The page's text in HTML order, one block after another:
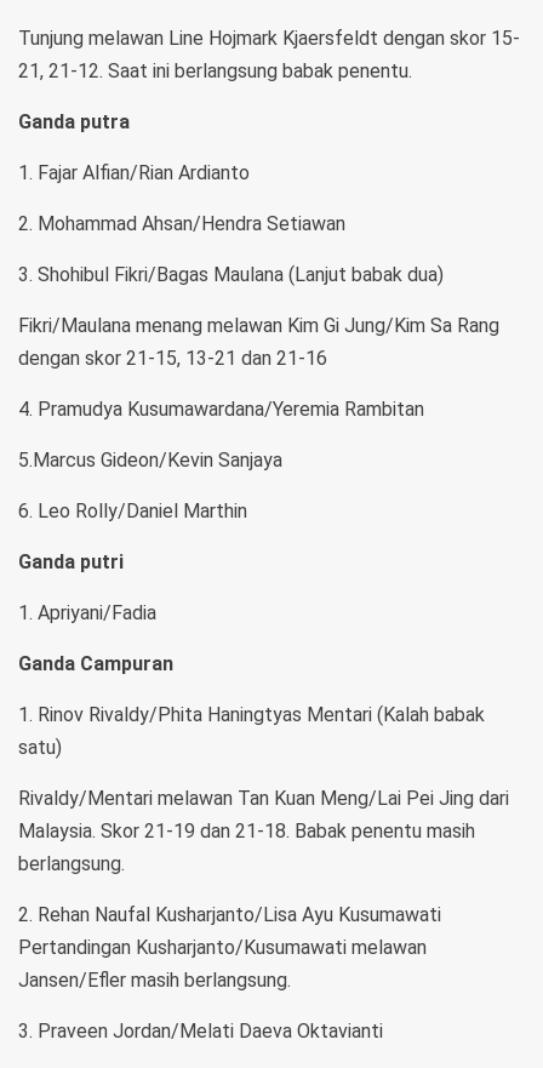
Tunjung melawan Line Hojmark Kjaersfeldt dengan skor 15-
21, 21-12. Saat ini berlangsung babak penentu.
Ganda putra
1. Fajar Alfian/Rian Ardianto
2. Mohammad Ahsan/Hendra Setiawan
3. Shohibul Fikri/Bagas Maulana (Lanjut babak dua)
Fikri/Maulana menang melawan Kim Gi Jung/Kim Sa Rang
dengan skor 21-15, 13-21 dan 21-16
4. Pramudya Kusumawardana/Yeremia Rambitan
5.Marcus Gideon/Kevin Sanjaya
6. Leo Rolly/Daniel Marthin
Ganda putri
1. Apriyani/Fadia
Ganda Campuran
1. Rinov Rivaldy/Phita Haningtyas Mentari (Kalah babak
satu)
Rivaldy/Mentari melawan Tan Kuan Meng/Lai Pei Jing dari
Malaysia. Skor 21-19 dan 21-18. Babak penentu masih
berlangsung.
2. Rehan Naufal Kusharjanto/Lisa Ayu Kusumawati
Pertandingan Kusharjanto/Kusumawati melawan
Jansen/Efler masih berlangsung.
3. Praveen Jordan/Melati Daeva Oktavianti